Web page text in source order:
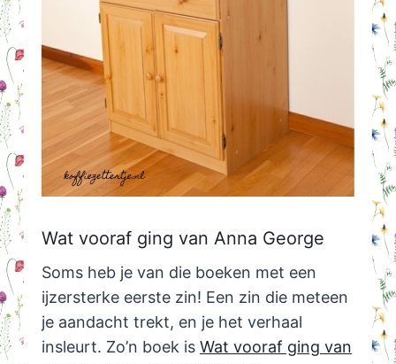
Wat vooraf ging van Anna George
Soms heb je van die boeken met een
ijzersterke eerste zin! Een zin die meteen
je aandacht trekt, en je het verhaal
insleurt. Zo’n boek is Wat vooraf ging van